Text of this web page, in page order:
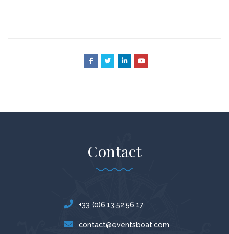
Contact
+33 (0)6.13.52.56.17
contact@eventsboat.com